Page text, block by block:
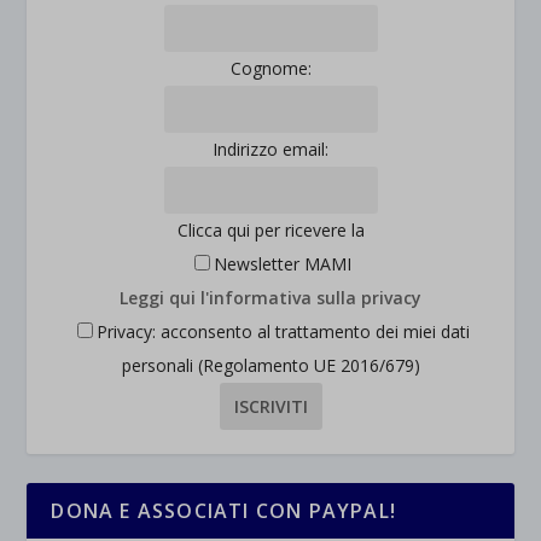
Cognome:
Indirizzo email:
Clicca qui per ricevere la
Newsletter MAMI
Leggi qui l'informativa sulla privacy
Privacy: acconsento al trattamento dei miei dati
personali (Regolamento UE 2016/679)
DONA E ASSOCIATI CON PAYPAL!